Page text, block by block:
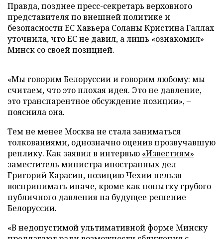
Правда, позднее пресс-секретарь верховного
представителя по внешней политике и
безопасности ЕС Хавьера Соланы Кристина Галлах
уточнила, что ЕС не давил, а лишь «ознакомил»
Минск со своей позицией.
«Мы говорим Белоруссии и говорим любому: мы
считаем, что это плохая идея. Это не давление,
это транспарентное обсуждение позиции», –
пояснила она.
Тем не менее Москва не стала заниматься
толкованиями, однозначно оценив прозвучавшую
реплику. Как заявил в интервью «Известиям»
заместитель министра иностранных дел
Григорий Карасин, позицию Чехии нельзя
воспринимать иначе, кроме как попытку грубого
публичного давления на будущее решение
Белоруссии.
«В недопустимой ультимативной форме Минску